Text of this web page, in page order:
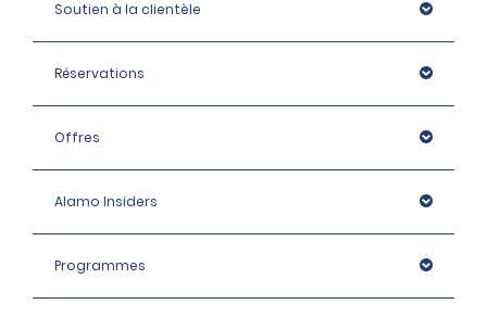
Soutien à la clientèle
Réservations
Offres
Alamo Insiders
Programmes